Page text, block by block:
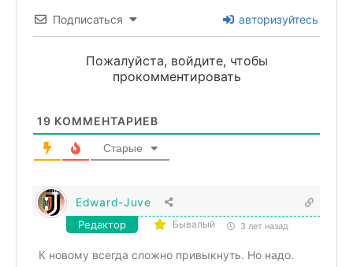
Подписаться авторизуйтесь
Пожалуйста, войдите, чтобы
прокомментировать
19 КОММЕНТАРИЕВ
Старые
Edward-Juve
Редактор Бывалый 3 лет назад
К новому всегда сложно привыкнуть. Но надо.